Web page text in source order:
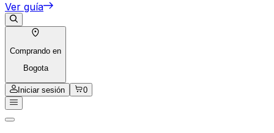
Ver guía
Comprando en
Bogota
Iniciar sesión 0